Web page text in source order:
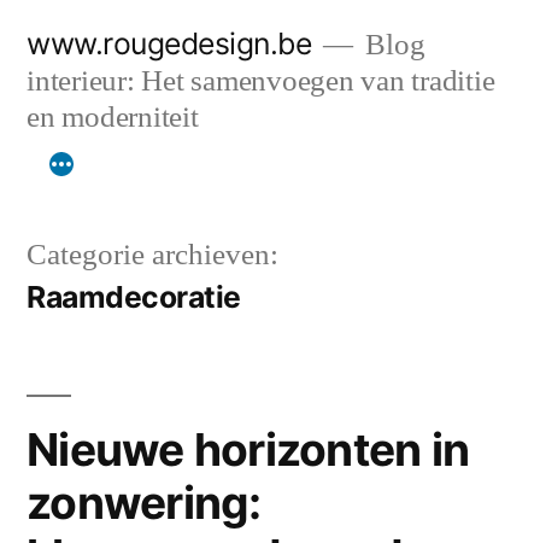
naar
inhoud
www.rougedesign.be
Blog
interieur: Het samenvoegen van traditie
en moderniteit
Categorie archieven:
Raamdecoratie
Nieuwe horizonten in
zonwering: